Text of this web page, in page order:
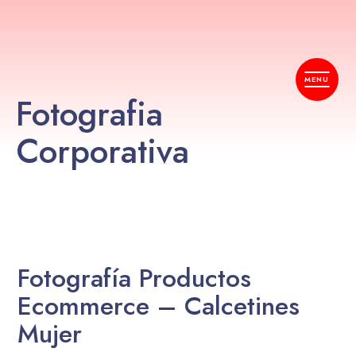
Fotografia
Corporativa
Fotografía Productos
Ecommerce – Calcetines
Mujer